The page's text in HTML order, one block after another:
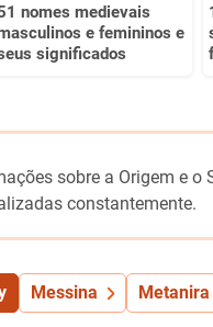
nomes medievais
e femininos e
significados
sobre a Origem e o
constantemente.
Messina Metanira